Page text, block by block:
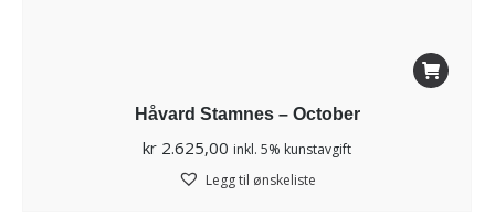
Håvard Stamnes – October
kr 2.625,00 inkl. 5% kunstavgift
Legg til ønskeliste